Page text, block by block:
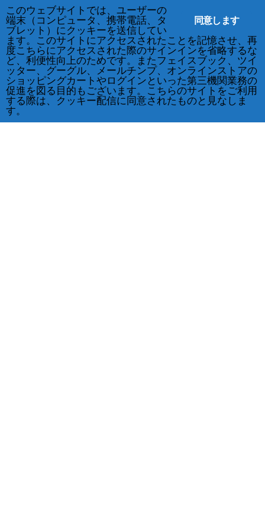
同意します
このウェブサイトでは、ユーザーの
端末（コンピュータ、携帯電話、タ
ブレット）にクッキーを送信してい
ます。このサイトにアクセスされたことを記憶させ、再
度こちらにアクセスされた際のサインインを省略するな
ど、利便性向上のためです。またフェイスブック、ツイ
ッター、グーグル、メールチンプ、オンラインストアの
ショッピングカートやログインといった第三機関業務の
促進を図る目的もございます。こちらのサイトをご利用
する際は、クッキー配信に同意されたものと見なしま
す。